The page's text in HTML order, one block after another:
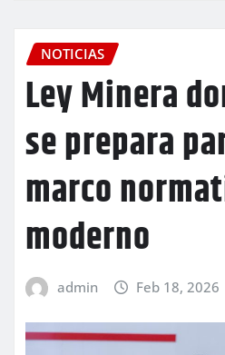
NOTICIAS
Ley Minera
se prepara
marco
moderno
admin Feb 18, 2026